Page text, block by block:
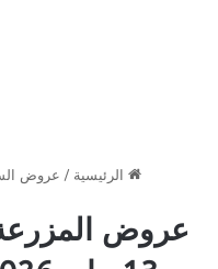
الرئيسية / عروض
عروض المزرعة